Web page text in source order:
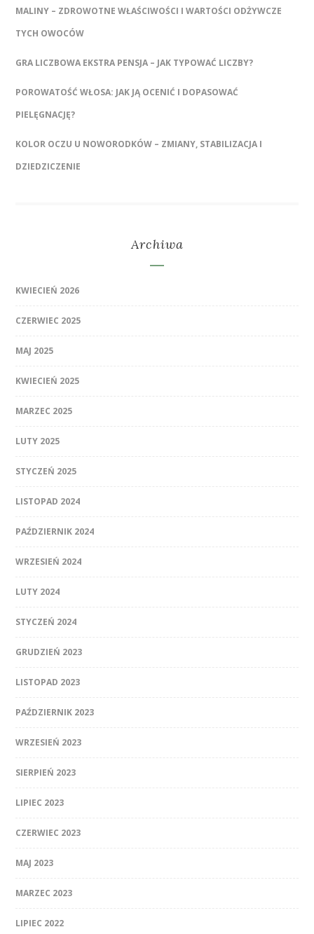
MALINY – ZDROWOTNE WŁAŚCIWOŚCI I WARTOŚCI ODŻYWCZE
TYCH OWOCÓW
GRA LICZBOWA EKSTRA PENSJA – JAK TYPOWAĆ LICZBY?
POROWATOŚĆ WŁOSA: JAK JĄ OCENIĆ I DOPASOWAĆ
PIELĘGNACJĘ?
KOLOR OCZU U NOWORODKÓW – ZMIANY, STABILIZACJA I
DZIEDZICZENIE
Archiwa
KWIECIEŃ 2026
CZERWIEC 2025
MAJ 2025
KWIECIEŃ 2025
MARZEC 2025
LUTY 2025
STYCZEŃ 2025
LISTOPAD 2024
PAŹDZIERNIK 2024
WRZESIEŃ 2024
LUTY 2024
STYCZEŃ 2024
GRUDZIEŃ 2023
LISTOPAD 2023
PAŹDZIERNIK 2023
WRZESIEŃ 2023
SIERPIEŃ 2023
LIPIEC 2023
CZERWIEC 2023
MAJ 2023
MARZEC 2023
LIPIEC 2022